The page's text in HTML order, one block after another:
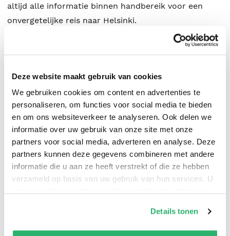
Deze website maakt gebruik van cookies
We gebruiken cookies om content en advertenties te
personaliseren, om functies voor social media te bieden
en om ons websiteverkeer te analyseren. Ook delen we
informatie over uw gebruik van onze site met onze
partners voor social media, adverteren en analyse. Deze
partners kunnen deze gegevens combineren met andere
informatie die u aan ze heeft verstrekt of die ze hebben
verzameld op basis van uw gebruik van hun services. U
Details tonen
altijd alle informatie binnen handbereik voor een
onvergetelijke reis naar Helsinki.
- ideaal voor een stedentrip
- bestverkochte reisgidsenserie van Nederland
- de beste adressen om te shoppen en de leukste
restaurants